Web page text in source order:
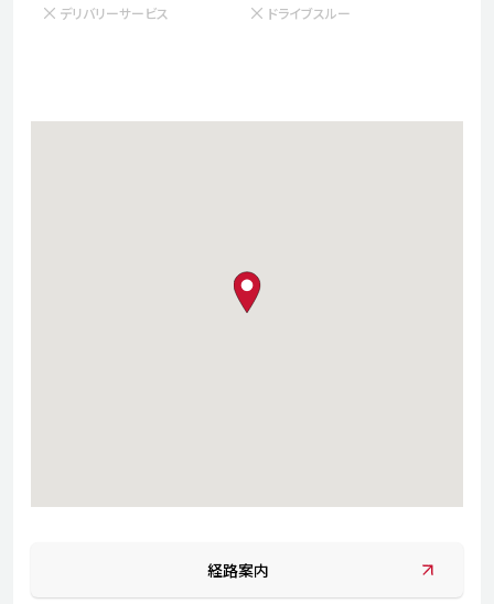
デリバリーサービス
ドライブスルー
map pin
経路案内